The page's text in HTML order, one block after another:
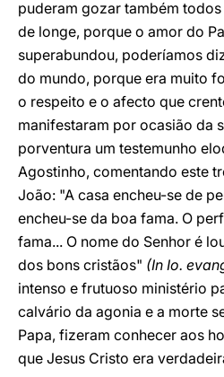
puderam gozar também
de longe, porque o amor do
superabundou, poderíamos
do mundo, porque era muito
o respeito e o afecto que
manifestaram por ocasião da
porventura um testemunho
Agostinho, comentando este
João: "A casa encheu-se de
encheu-se da boa fama. O
fama... O nome do Senhor é
dos bons cristãos" (In Io.
intenso e frutuoso ministério
calvário da agonia e a morte
Papa, fizeram conhecer aos
que Jesus Cristo era